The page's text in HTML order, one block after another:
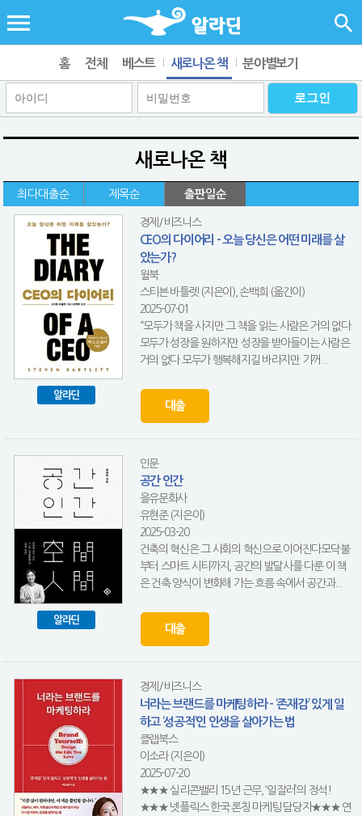
홈 전체 베스트 새로나온 책 분야별보기
새로나온 책
최다대출순 제목순 출판일순
알라딘
경제/비즈니스
CEO의 다이어리 - 오늘 당신은 어떤 미래를 살
았는가?
윌북
스티븐 바틀렛 (지은이), 손백희 (옮긴이)
2025-07-01
“모두가 책을 사지만 그 책을 읽는 사람은 거의 없다.
모두가 성장을 원하지만 성장을 받아들이는 사람은
거의 없다.모두가 행복해지길 바라지만 기꺼...
대출
알라딘
인문
공간 인간
을유문화사
유현준 (지은이)
2025-03-20
건축의 혁신은 그 사회의 혁신으로 이어진다모닥불
부터 스마트 시티까지, 공간의 발달사를 다룬 이 책
은 건축 양식이 변화해 가는 흐름 속에서 공간과...
대출
경제/비즈니스
너라는 브랜드를 마케팅하라 - ‘존재감’ 있게 일
하고 ‘성공적’인 인생을 살아가는 법
클랩북스
이소라 (지은이)
2025-07-20
★★★ 실리콘밸리 15년 근무, ‘일잘러’의 정석!
★★★ 넷플릭스 한국 론칭 마케팅 담당자★★★ 연